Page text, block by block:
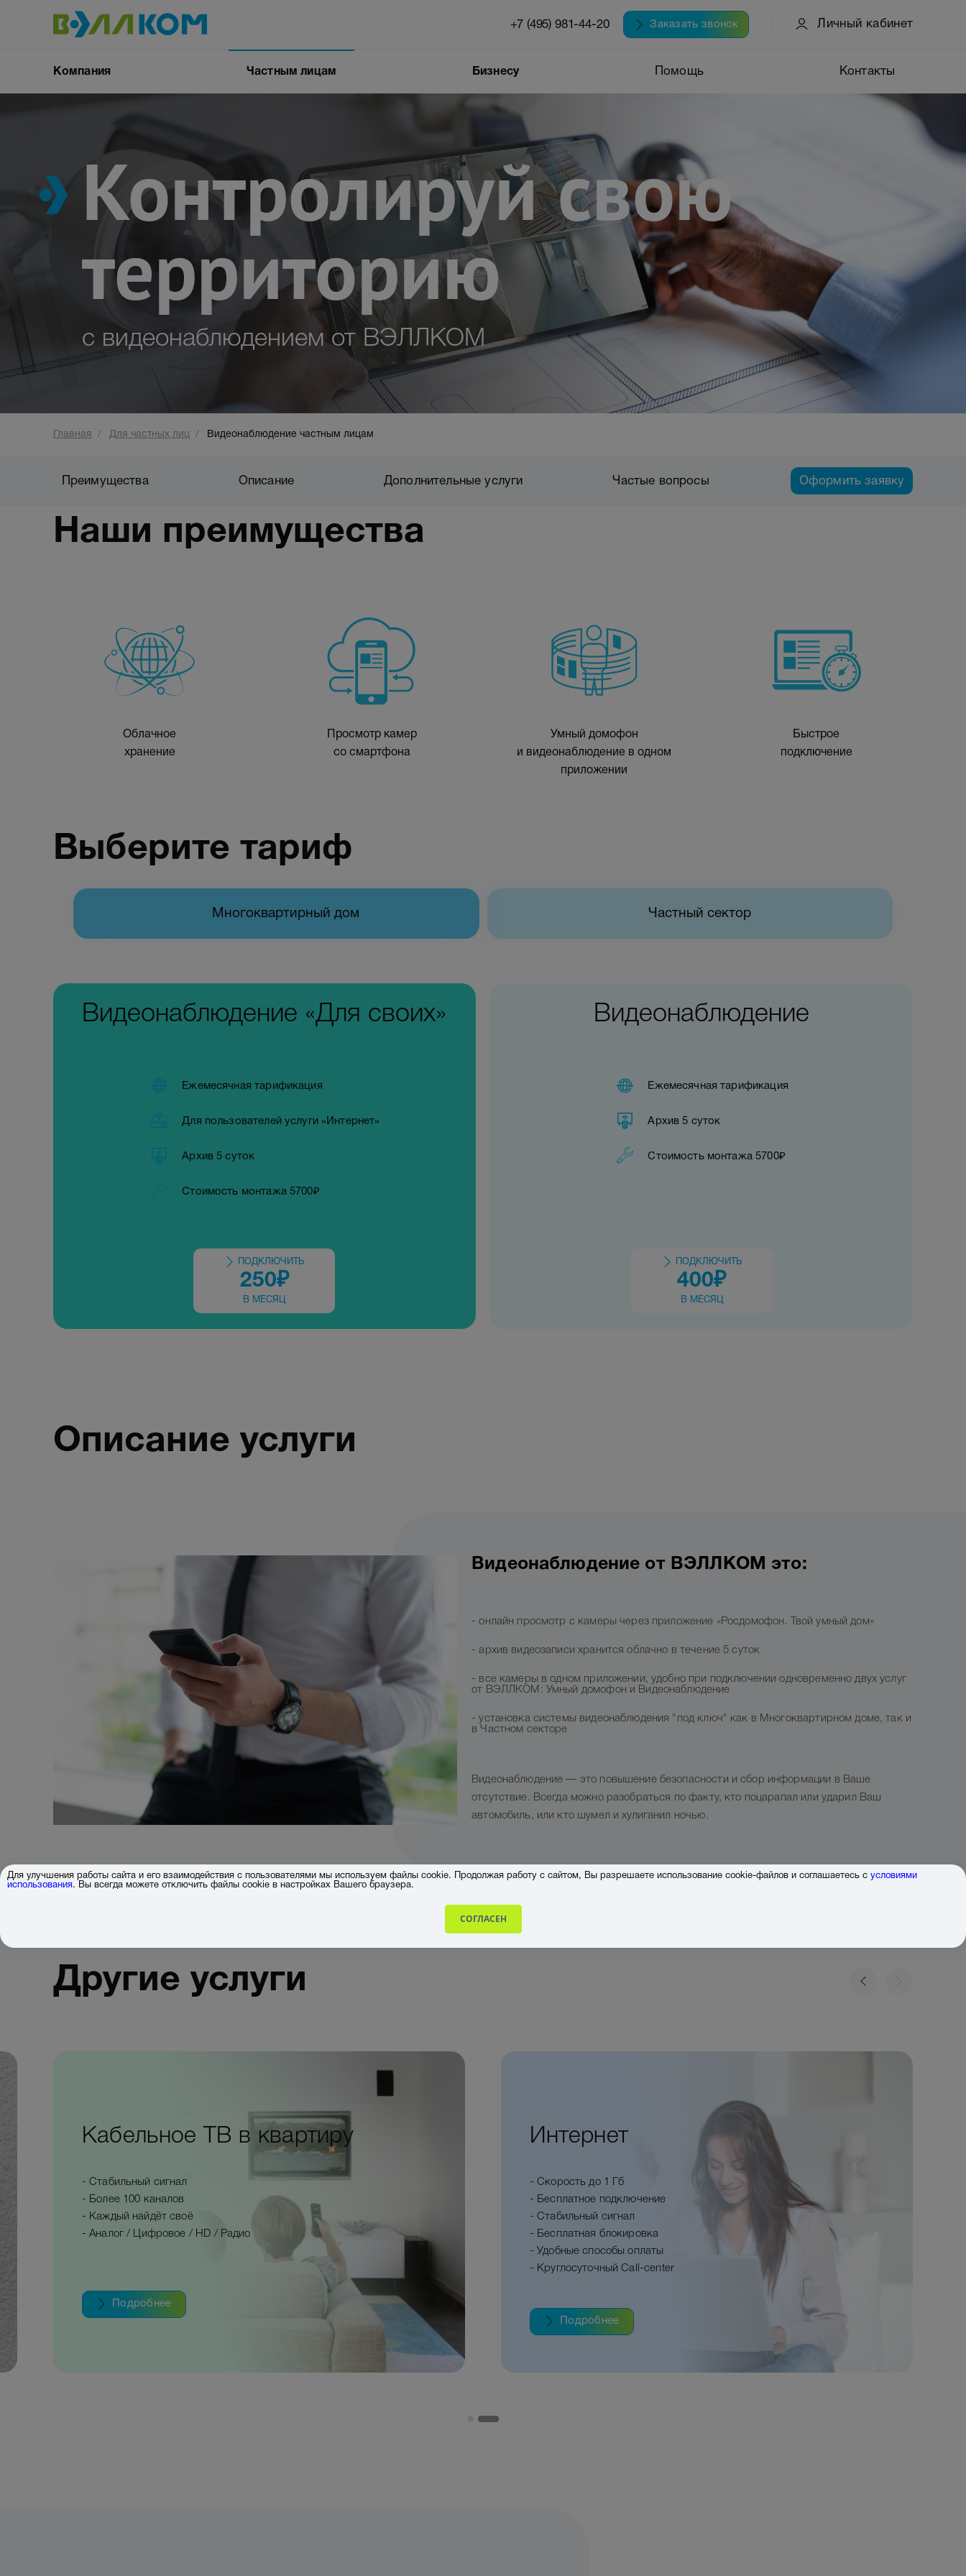
+7 (495) 981-44-20 Заказать звонок Личный кабинет
Компания
Контакты
Вакансии
Частным лицам
Интернет
Кабельное ТВ в
квартиру
Умный домофон
Видеонаблюдение
Бизнесу
Интернет для
бизнеса
Автоматизация
бизнеса
Аренда каналов
связи
СМР и ПИР в
Помощь Контакты
Контролируй свою
территорию
с видеонаблюдением от ВЭЛЛКОМ
Главная Для частных лиц Видеонаблюдение частным лицам
Преимущества Описание Дополнительные услуги Частые вопросы Оформить заявку
Наши преимущества
Облачное
хранение
Просмотр камер
со смартфона
Умный домофон
и видеонаблюдение в одном
приложении
Быстрое
подключение
Выберите тариф
Многоквартирный дом Частный сектор
Видеонаблюдение «Для своих»
Ежемесячная тарификация
Для пользователей услуги «Интернет»
Архив 5 суток
Стоимость монтажа 5700₽
ПОДКЛЮЧИТЬ
250₽
В МЕСЯЦ
Видеонаблюдение
Ежемесячная тарификация
Архив 5 суток
Стоимость монтажа 5700₽
ПОДКЛЮЧИТЬ
400₽
В МЕСЯЦ
Описание услуги
Видеонаблюдение от ВЭЛЛКОМ это:
- онлайн просмотр с камеры через приложение «Росдомофон. Твой умный дом»
- архив видеозаписи хранится облачно в течение 5 суток
- все камеры в одном приложении, удобно при подключении одновременно двух услуг
от ВЭЛЛКОМ: Умный домофон и Видеонаблюдение
- установка системы видеонаблюдения "под ключ" как в Многоквартирном доме, так и
в Частном секторе
Видеонаблюдение — это повышение безопасности и сбор информации в Ваше
отсутствие. Всегда можно разобраться по факту, кто поцарапал или ударил Ваш
автомобиль, или кто шумел и хулиганил ночью.
Другие услуги
Кабельное ТВ в квартиру
- Стабильный сигнал
- Более 100 каналов
- Каждый найдёт своё
- Аналог / Цифровое / HD / Радио
Подробнее
Интернет
- Скорость до 1 Гб
- Бесплатное подключение
- Стабильный сигнал
- Бесплатная блокировка
- Удобные способы оплаты
- Круглосуточный Call-center
Подробнее
Для улучшения работы сайта и его взаимодействия с пользователями мы используем файлы cookie. Продолжая работу с сайтом, Вы разрешаете использование cookie-файлов и соглашаетесь с условиями
использования. Вы всегда можете отключить файлы cookie в настройках Вашего браузера.
СОГЛАСЕН